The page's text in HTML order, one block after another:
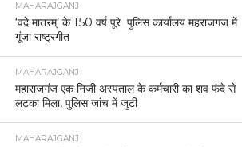
MAHARAJGANJ
‘वंदे मातरम्’ के 150 वर्ष पूरे पुलिस कार्यालय महराजगंज में
गूंजा राष्ट्रगीत
MAHARAJGANJ
महाराजगंज एक निजी अस्पताल के कर्मचारी का शव फंदे से
लटका मिला, पुलिस जांच में जुटी
MAHARAJGANJ